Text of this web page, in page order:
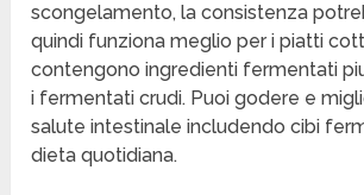
scongelamento, la consistenza
quindi funziona meglio per i piatti
contengono ingredienti fermentati
i fermentati crudi. Puoi godere e
salute intestinale includendo cibi
dieta quotidiana.